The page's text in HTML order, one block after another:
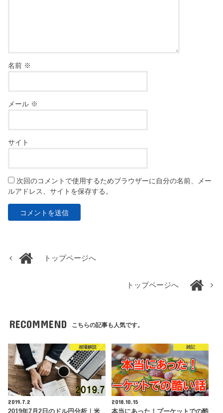
名前 ※
メール ※
サイト
次回のコメントで使用するためブラウザーに自分の名前、メー
ルアドレス、サイトを保存する。
トップページへ
トップページへ
RECOMMEND こちらの記事も人気です。
相場解説
2019.7.2
2019年7月2日のドル円分析｜米
雑記
2018.10.15
本当にあった！プーケットでの酷